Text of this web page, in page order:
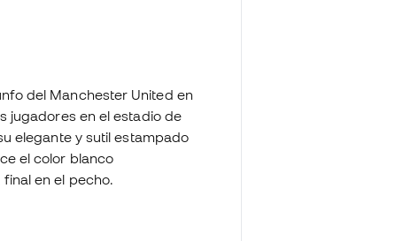
del Manchester United en
jugadores en el estadio de
elegante y sutil estampado
el color blanco
en el pecho.